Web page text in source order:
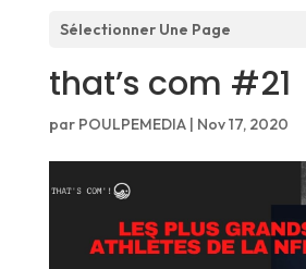
Sélectionner Une Page
that’s com #21
par POULPEMEDIA| Nov 17, 2020